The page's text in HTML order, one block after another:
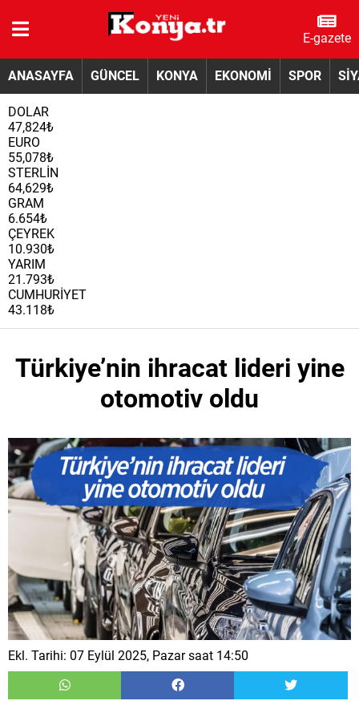
E-gazete
ANASAYFA GÜNCEL KONYA EKONOMİ SPOR
DOLAR
47,824₺
EURO
55,078₺
STERLİN
64,629₺
GRAM
6.654₺
ÇEYREK
10.930₺
YARIM
21.793₺
CUMHURİYET
43.118₺
Türkiye’nin ihracat lideri yine
otomotiv oldu
Ekl. Tarihi: 07 Eylül 2025, Pazar saat 14:50